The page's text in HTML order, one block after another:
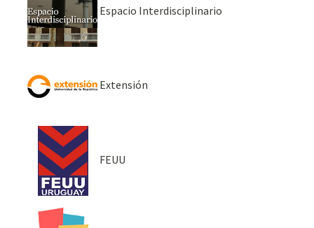
Espacio Interdisciplinario
Extensión
FEUU